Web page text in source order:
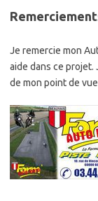
Je remercie mon
aide dans ce projet.
de mon point de vue